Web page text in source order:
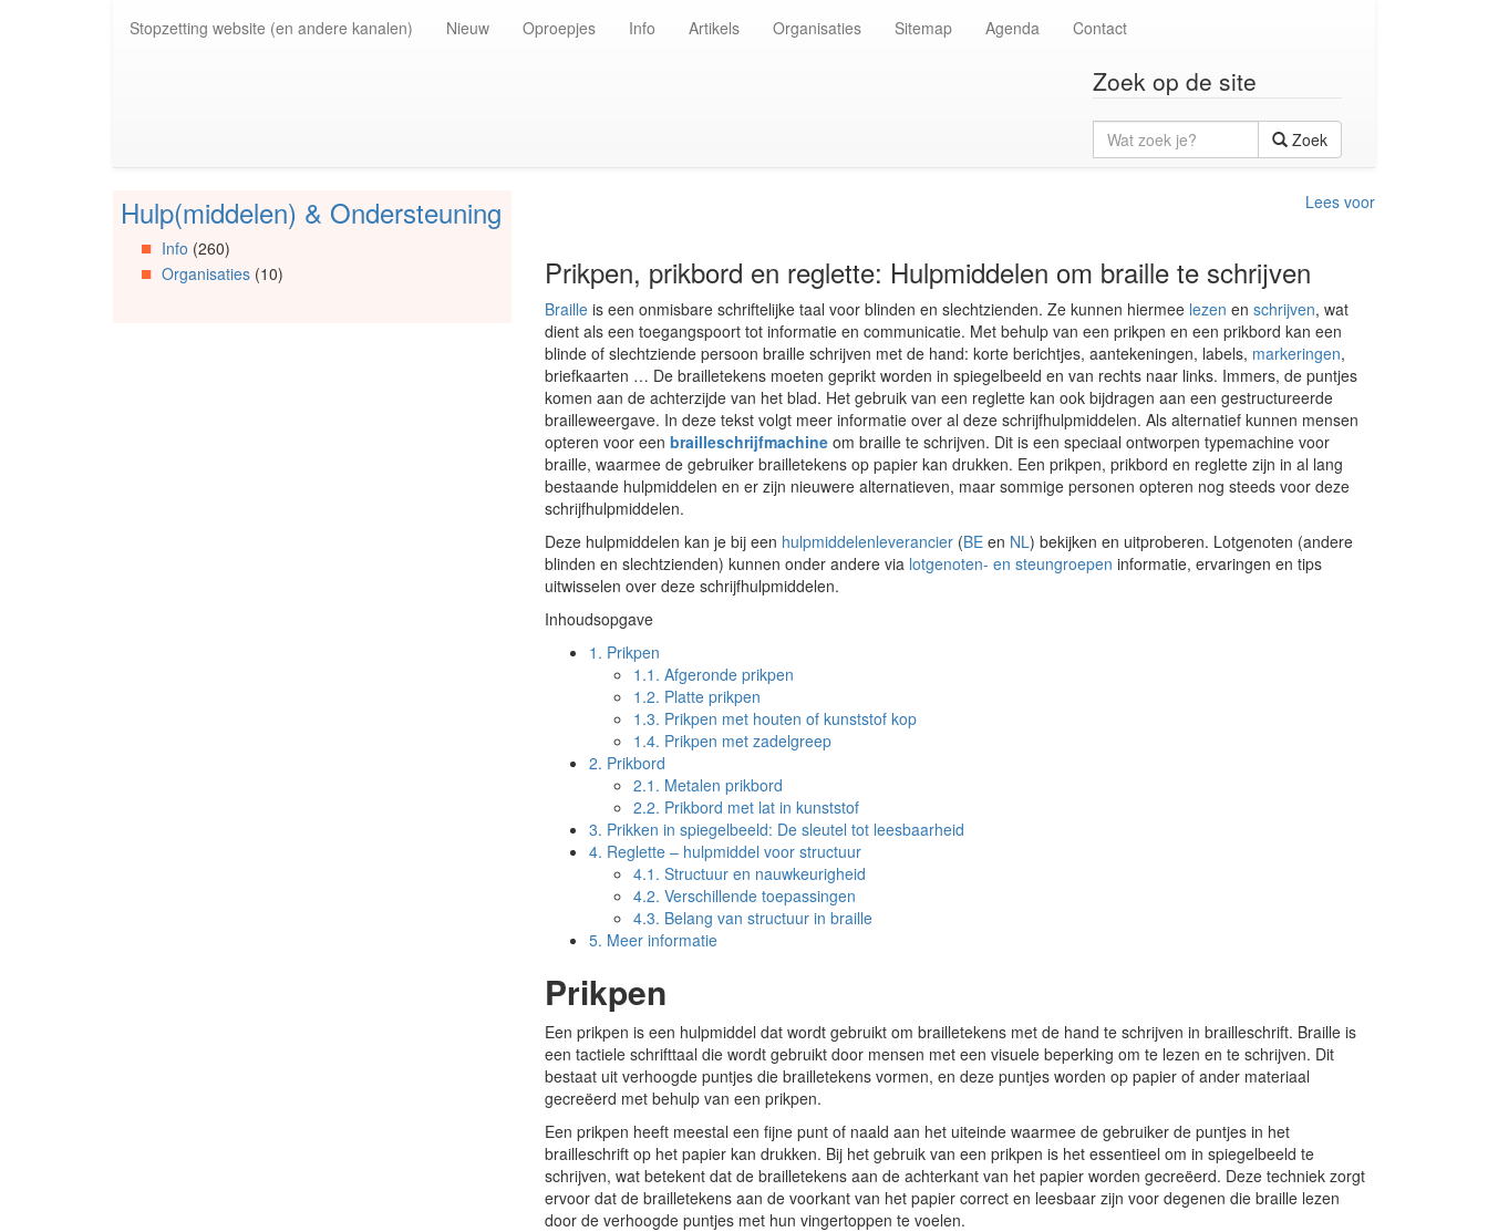
Stopzetting website (en andere kanalen) Nieuw Oproepjes Info Artikels Organisaties Sitemap Agenda Contact
Zoek op de site
Wat
zoek
je?
Zoek
Spring
Artikels
Spring
Hulp(middelen) & Ondersteuning
Info (260)
Organisaties(10)
Lees voor
Prikpen, prikbord en reglette: Hulpmiddelen om braille te schrijven
Braille is een onmisbare schriftelijke taal voor blinden en slechtzienden. Ze kunnen hiermee lezen en schrijven, wat
dient als een toegangspoort tot informatie en communicatie. Met behulp van een prikpen en een prikbord kan een
blinde of slechtziende persoon braille schrijven met de hand: korte berichtjes, aantekeningen, labels, markeringen,
briefkaarten … De brailletekens moeten geprikt worden in spiegelbeeld en van rechts naar links. Immers, de puntjes
komen aan de achterzijde van het blad. Het gebruik van een reglette kan ook bijdragen aan een gestructureerde
brailleweergave. In deze tekst volgt meer informatie over al deze schrijfhulpmiddelen. Als alternatief kunnen mensen
opteren voor een brailleschrijfmachine om braille te schrijven. Dit is een speciaal ontworpen typemachine voor
braille, waarmee de gebruiker brailletekens op papier kan drukken. Een prikpen, prikbord en reglette zijn in al lang
bestaande hulpmiddelen en er zijn nieuwere alternatieven, maar sommige personen opteren nog steeds voor deze
schrijfhulpmiddelen.
Deze hulpmiddelen kan je bij een hulpmiddelenleverancier (BE en NL) bekijken en uitproberen. Lotgenoten (andere
blinden en slechtzienden) kunnen onder andere via lotgenoten- en steungroepen informatie, ervaringen en tips
uitwisselen over deze schrijfhulpmiddelen.
Inhoudsopgave
1. Prikpen
1.1. Afgeronde prikpen
1.2. Platte prikpen
1.3. Prikpen met houten of kunststof kop
1.4. Prikpen met zadelgreep
2. Prikbord
2.1. Metalen prikbord
2.2. Prikbord met lat in kunststof
3. Prikken in spiegelbeeld: De sleutel tot leesbaarheid
4. Reglette – hulpmiddel voor structuur
4.1. Structuur en nauwkeurigheid
4.2. Verschillende toepassingen
4.3. Belang van structuur in braille
5. Meer informatie
Prikpen
Een prikpen is een hulpmiddel dat wordt gebruikt om brailletekens met de hand te schrijven in brailleschrift. Braille is
een tactiele schrifttaal die wordt gebruikt door mensen met een visuele beperking om te lezen en te schrijven. Dit
bestaat uit verhoogde puntjes die brailletekens vormen, en deze puntjes worden op papier of ander materiaal
gecreëerd met behulp van een prikpen.
Een prikpen heeft meestal een fijne punt of naald aan het uiteinde waarmee de gebruiker de puntjes in het
brailleschrift op het papier kan drukken. Bij het gebruik van een prikpen is het essentieel om in spiegelbeeld te
schrijven, wat betekent dat de brailletekens aan de achterkant van het papier worden gecreëerd. Deze techniek zorgt
ervoor dat de brailletekens aan de voorkant van het papier correct en leesbaar zijn voor degenen die braille lezen
door de verhoogde puntjes met hun vingertoppen te voelen.